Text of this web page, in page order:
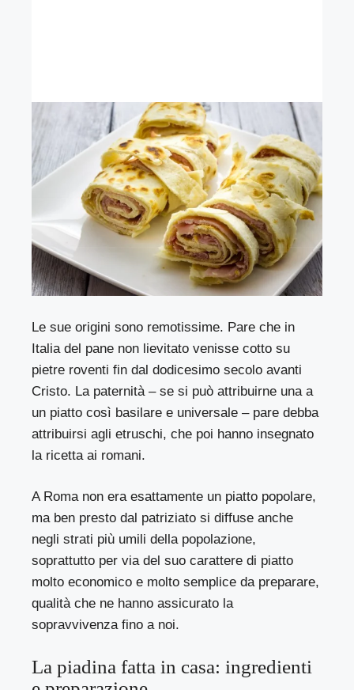
Le sue origini sono remotissime. Pare che in
Italia del pane non lievitato venisse cotto su
pietre roventi fin dal dodicesimo secolo avanti
Cristo. La paternità – se si può attribuirne una a
un piatto così basilare e universale – pare debba
attribuirsi agli etruschi, che poi hanno insegnato
la ricetta ai romani.
A Roma non era esattamente un piatto popolare,
ma ben presto dal patriziato si diffuse anche
negli strati più umili della popolazione,
soprattutto per via del suo carattere di piatto
molto economico e molto semplice da preparare,
qualità che ne hanno assicurato la
sopravvivenza fino a noi.
La piadina fatta in casa: ingredienti